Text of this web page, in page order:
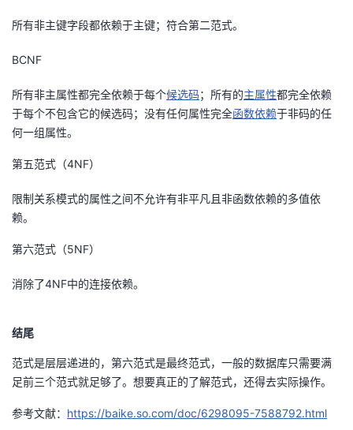
发
者
学
程
认
证
的
实
我
的
Programs
的
持
支
持
声
建
所有非主键字段都依赖于主键；符合第二范式。
BCNF
所有非主属性都完全依赖于每个候选码；所有的主属性都完全依赖
于每个不包含它的候选码；没有任何属性完全函数依赖于非码的任
何一组属性。
第五范式（4NF）
限制关系模式的属性之间不允许有非平凡且非函数依赖的多值依
赖。
第六范式（5NF）
消除了4NF中的连接依赖。
结尾
范式是层层递进的，第六范式是最终范式，一般的数据库只需要满
足前三个范式就足够了。想要真正的了解范式，还得去实际操作。
参考文献： https://baike.so.com/doc/6298095-7588792.html